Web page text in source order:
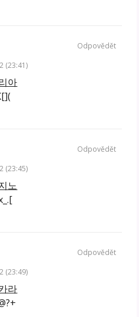
(23:41)
아
Odpovědět
(23:45)
노
Odpovědět
(23:49)
라
Odpovědět